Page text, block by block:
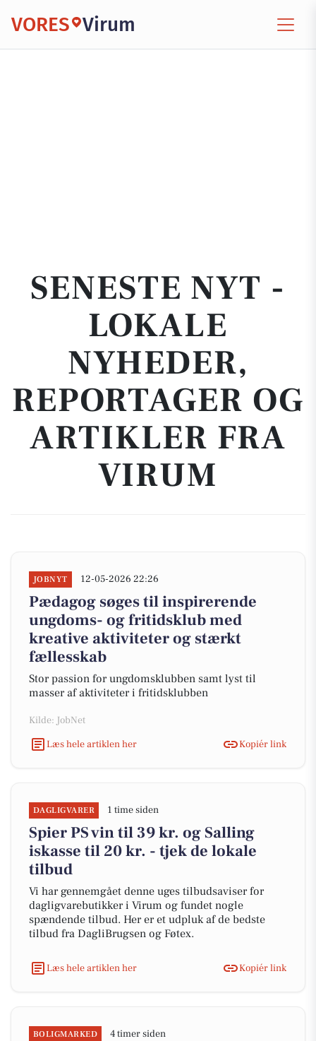
VORES Virum
SENESTE NYT -
LOKALE
NYHEDER,
REPORTAGER OG
ARTIKLER FRA
VIRUM
JOBNYT 12-05-2026 22:26
Pædagog søges til inspirerende
ungdoms- og fritidsklub med
kreative aktiviteter og stærkt
fællesskab
Stor passion for ungdomsklubben samt lyst til
masser af aktiviteter i fritidsklubben
Kilde: JobNet
Læs hele artiklen her
Kopiér link
DAGLIGVARER 1 time siden
Spier PS vin til 39 kr. og Salling
iskasse til 20 kr. - tjek de lokale
tilbud
Vi har gennemgået denne uges tilbudsaviser for
dagligvarebutikker i Virum og fundet nogle
spændende tilbud. Her er et udpluk af de bedste
tilbud fra DagliBrugsen og Føtex.
Læs hele artiklen her Kopiér link
BOLIGMARKED 4 timer siden